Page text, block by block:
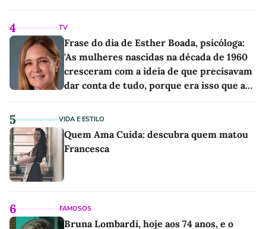
4 TV
Frase do dia de Esther Boada, psicóloga:
'As mulheres nascidas na década de 1960
cresceram com a ideia de que precisavam
dar conta de tudo, porque era isso que a
5 VIDA E ESTILO
Quem Ama Cuida: descubra quem matou
Francesca
6 FAMOSOS
Bruna Lombardi, hoje aos 74 anos, e o